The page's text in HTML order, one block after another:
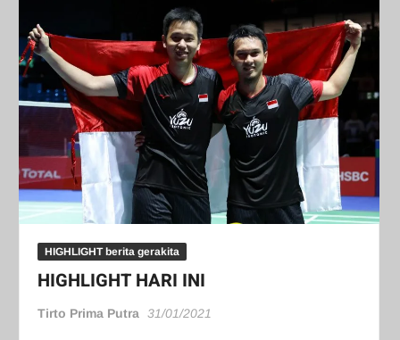
HIGHLIGHT berita gerakita
HIGHLIGHT HARI INI
Tirto Prima Putra 31/01/2021